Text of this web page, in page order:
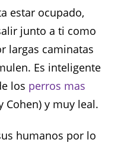
estar ocupado,
junto a ti como
largas caminatas
Es inteligente
los perros mas
Cohen) y muy leal.
humanos por lo